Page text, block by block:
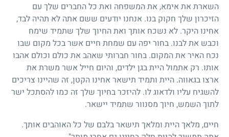
השארת את אימא, את המשפחה ואת כל החברים שלך עם
הזיכרון שלך חקוק בנו. אנחנו יודעים ששם אתה לא תהיה לבד,
אחינו היקר. לא נשכח אותך ואת החיוך שלך שתמיד שימח
וכבש את לבנו. בחור יפה עם שמחת חיים אשר בכל מקום שבו
נכח האיר את המקום. בחור חברותי שאהב את כולם וכולם אהבו
אותו. רק אתמול היית בגן ילדים, והיום חייל אשר משרת את
ארצו בגאווה. היית ותמיד תישאר אחינו הקטן, זה שהיינו צריכים
להשגיח עליו ולדאוג לו. להיזכר בחיוך שלך זה כמו להסתכל ישר
לתוך השמש, חיוך מסנוור שתמיד יישאר.
חיים, מלאך היית ומלאך תישאר בלבם של כל האוהבים אותך.